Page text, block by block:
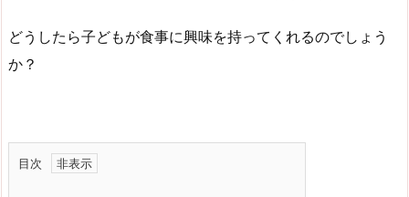
どうしたら子どもが食事に興味を持ってくれるのでしょう
か？
目次